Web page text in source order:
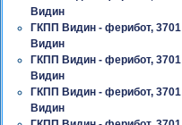
Видин
ГКПП Видин - ферибот, 3701
Видин
ГКПП Видин - ферибот, 3701
Видин
ГКПП Видин - ферибот, 3701
Видин